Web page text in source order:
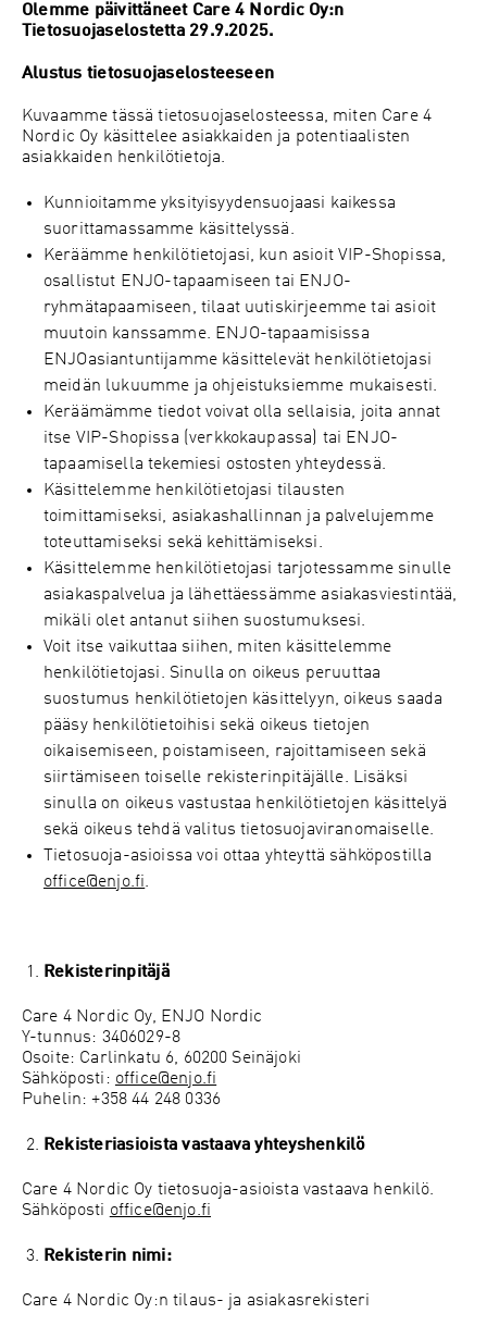
Olemme päivittäneet Care 4 Nordic Oy:n
Tietosuojaselostetta 29.9.2025.
Alustus tietosuojaselosteeseen
Kuvaamme tässä tietosuojaselosteessa, miten Care 4
Nordic Oy käsittelee asiakkaiden ja potentiaalisten
asiakkaiden henkilötietoja.
Kunnioitamme yksityisyydensuojaasi kaikessa
suorittamassamme käsittelyssä.
Keräämme henkilötietojasi, kun asioit VIP-Shopissa,
osallistut ENJO-tapaamiseen tai ENJO-
ryhmätapaamiseen, tilaat uutiskirjeemme tai asioit
muutoin kanssamme. ENJO-tapaamisissa
ENJOasiantuntijamme käsittelevät henkilötietojasi
meidän lukuumme ja ohjeistuksiemme mukaisesti.
Keräämämme tiedot voivat olla sellaisia, joita annat
itse VIP-Shopissa (verkkokaupassa) tai ENJO-
tapaamisella tekemiesi ostosten yhteydessä.
Käsittelemme henkilötietojasi tilausten
toimittamiseksi, asiakashallinnan ja palvelujemme
toteuttamiseksi sekä kehittämiseksi.
Käsittelemme henkilötietojasi tarjotessamme sinulle
asiakaspalvelua ja lähettäessämme asiakasviestintää,
mikäli olet antanut siihen suostumuksesi.
Voit itse vaikuttaa siihen, miten käsittelemme
henkilötietojasi. Sinulla on oikeus peruuttaa
suostumus henkilötietojen käsittelyyn, oikeus saada
pääsy henkilötietoihisi sekä oikeus tietojen
oikaisemiseen, poistamiseen, rajoittamiseen sekä
siirtämiseen toiselle rekisterinpitäjälle. Lisäksi
sinulla on oikeus vastustaa henkilötietojen käsittelyä
sekä oikeus tehdä valitus tietosuojaviranomaiselle.
Tietosuoja-asioissa voi ottaa yhteyttä sähköpostilla
office@enjo.fi.
Rekisterinpitäjä
Care 4 Nordic Oy, ENJO Nordic
Y-tunnus: 3406029-8
Osoite: Carlinkatu 6, 60200 Seinäjoki
Sähköposti: office@enjo.fi
Puhelin: +358 44 248 0336
Rekisteriasioista vastaava yhteyshenkilö
Care 4 Nordic Oy tietosuoja-asioista vastaava henkilö.
Sähköposti office@enjo.fi
Rekisterin nimi:
Care 4 Nordic Oy:n tilaus- ja asiakasrekisteri